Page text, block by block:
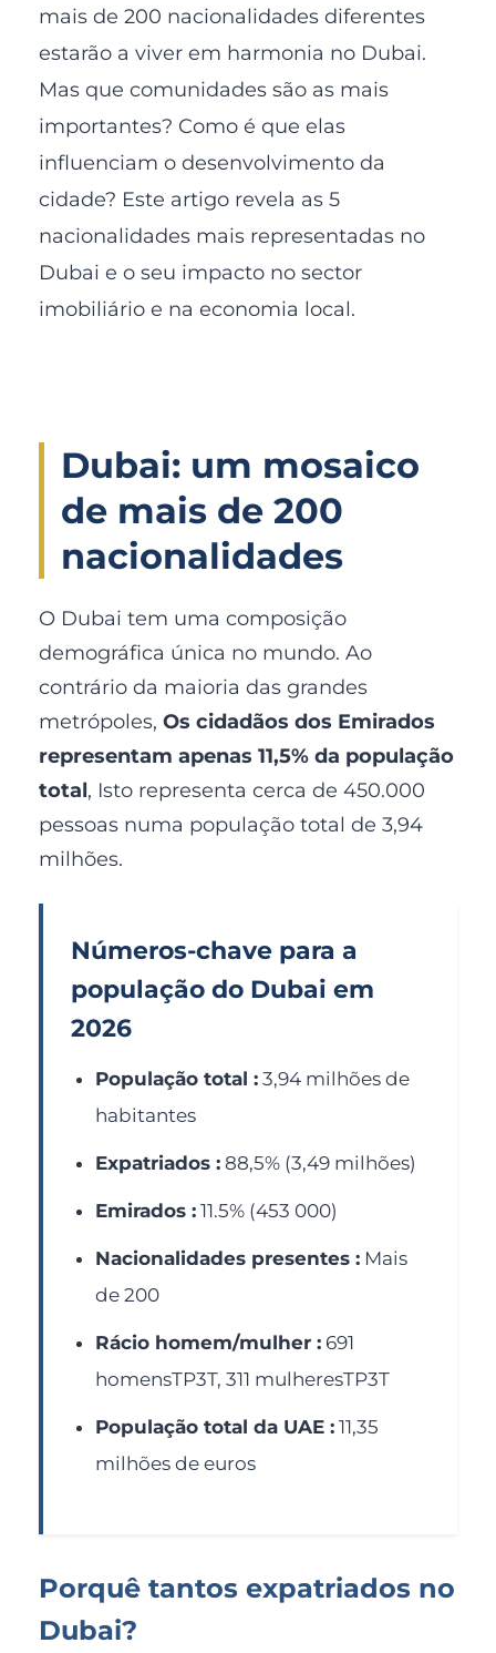
mais de 200 nacionalidades diferentes
estarão a viver em harmonia no Dubai.
Mas que comunidades são as mais
importantes? Como é que elas
influenciam o desenvolvimento da
cidade? Este artigo revela as 5
nacionalidades mais representadas no
Dubai e o seu impacto no sector
imobiliário e na economia local.
Dubai: um mosaico
de mais de 200
nacionalidades
O Dubai tem uma composição
demográfica única no mundo. Ao
contrário da maioria das grandes
metrópoles, Os cidadãos dos Emirados
representam apenas 11,5% da população
total, Isto representa cerca de 450.000
pessoas numa população total de 3,94
milhões.
Números-chave para a
população do Dubai em
2026
População total :3,94 milhões de
habitantes
Expatriados :88,5% (3,49 milhões)
Emirados :11.5% (453 000)
Nacionalidades presentes :Mais
de 200
Rácio homem/mulher :691
homensTP3T, 311 mulheresTP3T
População total da UAE :11,35
milhões de euros
Porquê tantos expatriados no
Dubai?